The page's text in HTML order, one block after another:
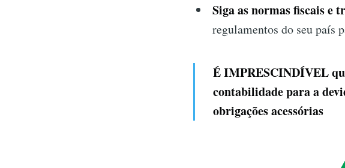
Siga as normas fiscais e
regulamentos do seu país
É IMPRESCINDÍVEL
contabilidade para a
obrigações acessórias